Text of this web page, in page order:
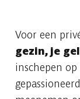
Voor een
gezin, je
inschepen op